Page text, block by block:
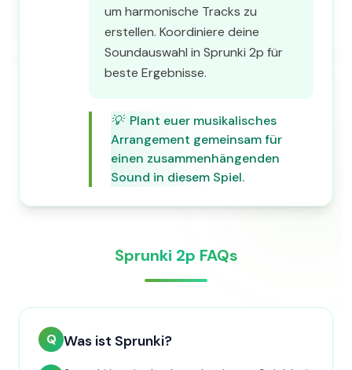
um harmonische Tracks zu
erstellen. Koordiniere deine
Soundauswahl in Sprunki 2p für
beste Ergebnisse.
💡 Plant euer musikalisches
Arrangement gemeinsam für
einen zusammenhängenden
Sound in diesem Spiel.
Sprunki 2p FAQs
Q Was ist Sprunki?